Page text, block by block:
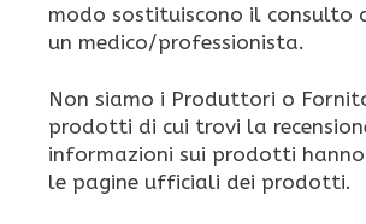
modo sostituiscono il consulto
un medico/professionista.
Non siamo i Produttori o
prodotti di cui trovi la
informazioni sui prodotti
le pagine ufficiali dei prodotti.